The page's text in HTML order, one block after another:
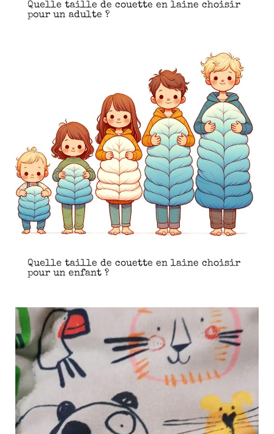
Quelle taille de couette en laine choisir
pour un adulte ?
Quelle taille de couette en laine choisir
pour un enfant ?